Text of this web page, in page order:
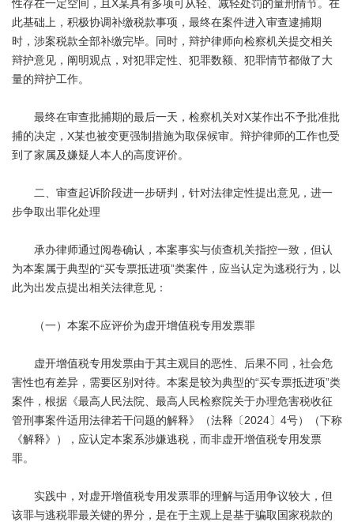
性存在一定空间，且X某具有多项可从轻、减轻处罚的量刑情节。在
此基础上，积极协调补缴税款事项，最终在案件进入审查逮捕期
时，涉案税款全部补缴完毕。同时，辩护律师向检察机关提交相关
辩护意见，阐明观点，对犯罪定性、犯罪数额、犯罪情节都做了大
量的辩护工作。
最终在审查批捕期的最后一天，检察机关对X某作出不予批准批
捕的决定，X某也被变更强制措施为取保候审。辩护律师的工作也受
到了家属及嫌疑人本人的高度评价。
二、审查起诉阶段进一步研判，针对法律定性提出意见，进一
步争取出罪化处理
承办律师通过阅卷确认，本案事实与侦查机关指控一致，但认
为本案属于典型的“买专票抵进项”类案件，应当认定为逃税行为，以
此为出发点提出相关法律意见：
（一）本案不应评价为虚开增值税专用发票罪
虚开增值税专用发票由于其主观目的恶性、后果不同，社会危
害性也有差异，需要区别对待。本案是较为典型的“买专票抵进项”类
案件，根据《最高人民法院、最高人民检察院关于办理危害税收征
管刑事案件适用法律若干问题的解释》（法释〔2024〕4号）（下称
《解释》），应认定本案系涉嫌逃税，而非虚开增值税专用发票
罪。
实践中，对虚开增值税专用发票罪的理解与适用争议较大，但
该罪与逃税罪最关键的界分，是在于主观上是基于骗取国家税款的